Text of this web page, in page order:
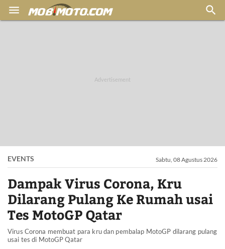
 
EVENTS Sabtu, 08 Agustus 2026
Dampak Virus Corona, Kru
Dilarang Pulang Ke Rumah usai
Tes MotoGP Qatar
Virus Corona membuat para kru dan pembalap MotoGP dilarang pulang
usai tes di MotoGP Qatar